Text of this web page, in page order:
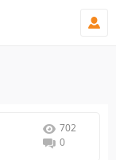
702
0